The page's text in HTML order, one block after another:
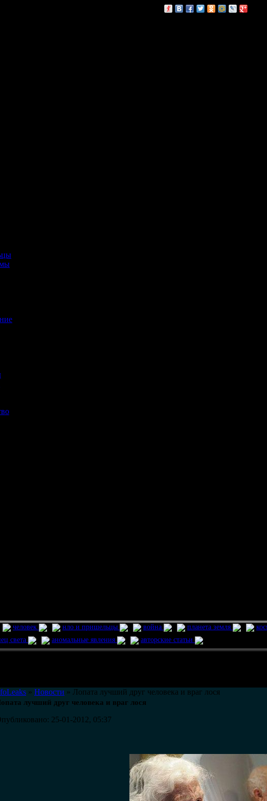
человек нло и пришельцы война планета земля
света аномальные явления авторские статьи
» Новости » Лопата лучший друг человека и враг лося
лучший друг человека и враг лося
25-01-2012, 05:37